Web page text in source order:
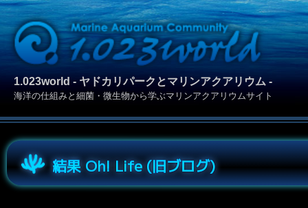
1.023world - ヤドカリパークとマリンアクアリウム -
海洋の仕組みと細菌・微生物から学ぶマリンアクアリウムサイト
結果 Oh! Life (旧ブログ)